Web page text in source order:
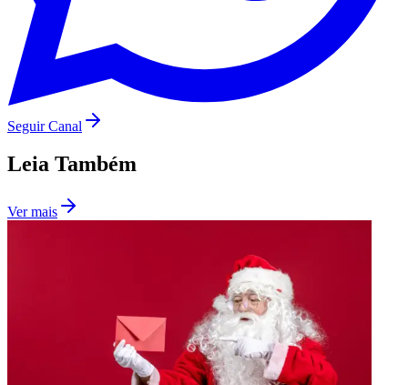
São Paulo
Seguir Canal
Leia Também
Ver mais